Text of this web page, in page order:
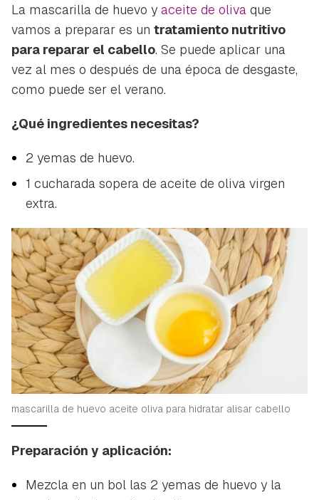
La mascarilla de huevo y aceite de oliva que
vamos a preparar es un tratamiento nutritivo
para reparar el cabello. Se puede aplicar una
vez al mes o después de una época de desgaste,
como puede ser el verano.
¿Qué ingredientes necesitas?
2 yemas de huevo.
1 cucharada sopera de aceite de oliva virgen
extra.
mascarilla de huevo aceite oliva para hidratar alisar cabello
Preparación y aplicación:
Mezcla en un bol las 2 yemas de huevo y la